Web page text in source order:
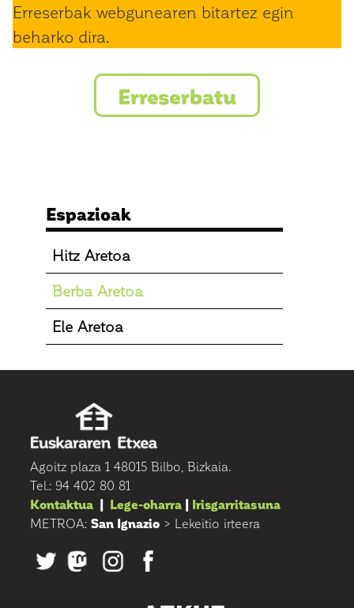
Espazioak
Hitz Aretoa
Berba Aretoa
Ele Aretoa
Erreserbak webgunearen bitartez egin
beharko dira.
Erreserbatu
Agoitz plaza 1 48015 Bilbo, Bizkaia.
Tel.: 94 402 80 81
Kontaktua | Lege-oharra | Irisgarritasuna
METROA: San Ignazio > Lekeitio irteera